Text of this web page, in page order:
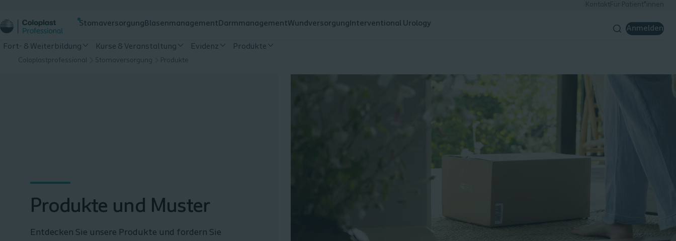
KontaktFür Patient*innen
Stomaversorgung Blasenmanagement DarmmanagementWundversorgung Interventional Urology
Anmelden
Fort- & Weiterbildung Kurse & Veranstaltung Evidenz Produkte
Coloplastprofessional Stomaversorgung Produkte
Produkte und Muster
Entdecken Sie unsere Produkte und fordern Sie